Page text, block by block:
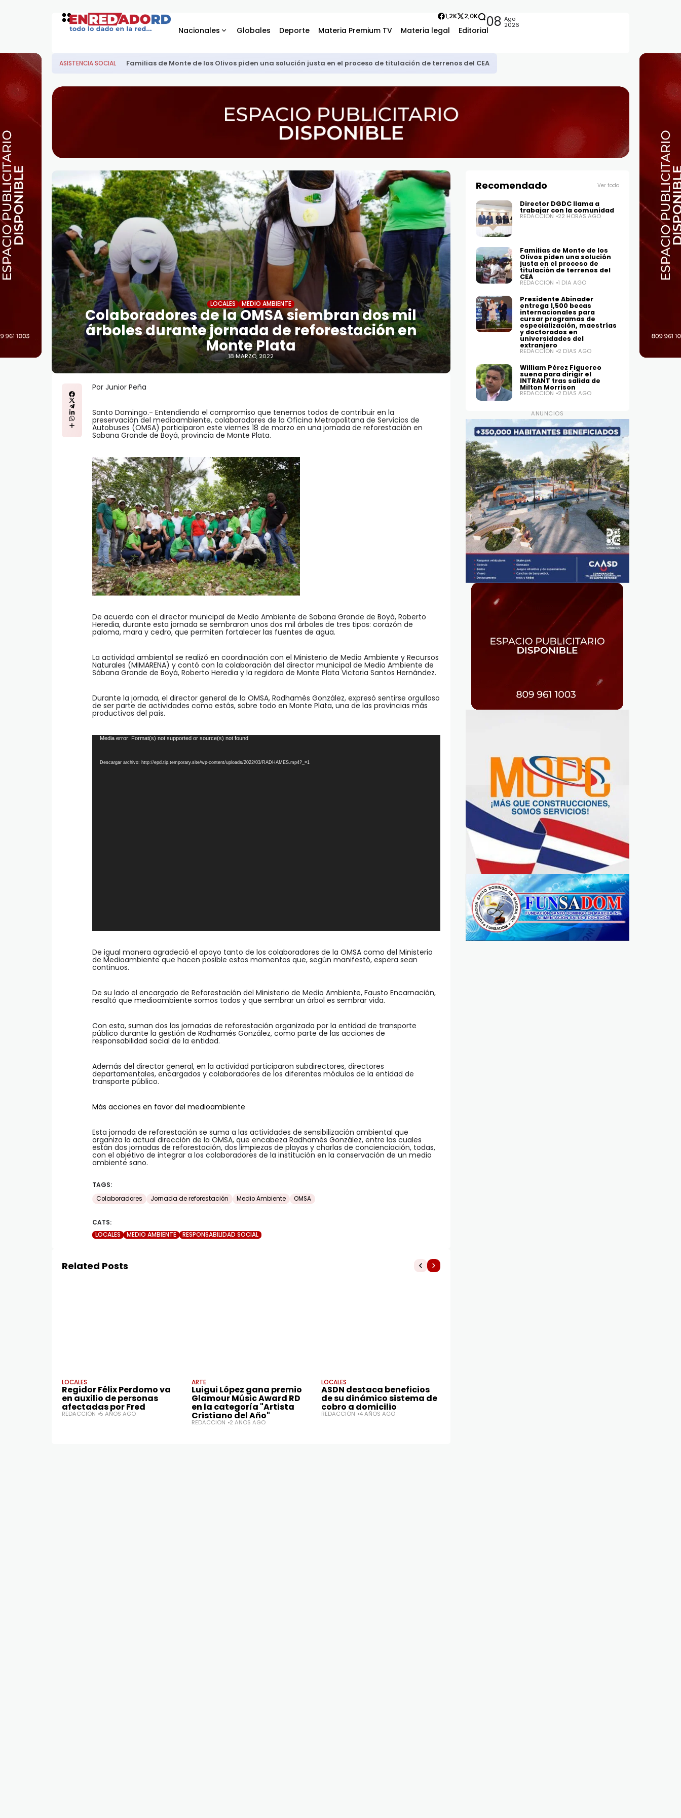
Nacionales Globales Deporte Materia Premium TV Materia legal Editorial
1,2K 2,0K 08 Ago
2026
ASISTENCIA SOCIAL Familias de Monte de los Olivos piden una solución justa en el proceso de titulación de terrenos del CEA
LOCALES MEDIO AMBIENTE
Colaboradores de la OMSA siembran dos mil
árboles durante jornada de reforestación en
Monte Plata
18 MARZO, 2022
Por Junior Peña
Santo Domingo.- Entendiendo el compromiso que tenemos todos de contribuir en la
preservación del medioambiente, colaboradores de la Oficina Metropolitana de Servicios de
Autobuses (OMSA) participaron este viernes 18 de marzo en una jornada de reforestación en
Sabana Grande de Boyá, provincia de Monte Plata.
De acuerdo con el director municipal de Medio Ambiente de Sabana Grande de Boyá, Roberto
Heredia, durante esta jornada se sembraron unos dos mil árboles de tres tipos: corazón de
paloma, mara y cedro, que permiten fortalecer las fuentes de agua.
La actividad ambiental se realizó en coordinación con el Ministerio de Medio Ambiente y Recursos
Naturales (MIMARENA) y contó con la colaboración del director municipal de Medio Ambiente de
Sábana Grande de Boyá, Roberto Heredia y la regidora de Monte Plata Victoria Santos Hernández.
Durante la jornada, el director general de la OMSA, Radhamés González, expresó sentirse orgulloso
de ser parte de actividades como estás, sobre todo en Monte Plata, una de las provincias más
productivas del país.
Reproductor
Media error: Format(s) not supported or source(s) not found
Descargar archivo: http://epd.tip.temporary.site/wp-content/uploads/2022/03/RADHAMES.mp4?_=1
De igual manera agradeció el apoyo tanto de los colaboradores de la OMSA como del Ministerio
de Medioambiente que hacen posible estos momentos que, según manifestó, espera sean
continuos.
De su lado el encargado de Reforestación del Ministerio de Medio Ambiente, Fausto Encarnación,
resaltó que medioambiente somos todos y que sembrar un árbol es sembrar vida.
Con esta, suman dos las jornadas de reforestación organizada por la entidad de transporte
público durante la gestión de Radhamés González, como parte de las acciones de
responsabilidad social de la entidad.
Además del director general, en la actividad participaron subdirectores, directores
departamentales, encargados y colaboradores de los diferentes módulos de la entidad de
transporte público.
Más acciones en favor del medioambiente
Esta jornada de reforestación se suma a las actividades de sensibilización ambiental que
organiza la actual dirección de la OMSA, que encabeza Radhamés González, entre las cuales
están dos jornadas de reforestación, dos limpiezas de playas y charlas de concienciación, todas,
con el objetivo de integrar a los colaboradores de la institución en la conservación de un medio
ambiente sano.
TAGS:
Colaboradores
Jornada de reforestación Medio Ambiente OMSA
CATS:
LOCALES
MEDIO AMBIENTE RESPONSABILIDAD SOCIAL
Related Posts
LOCALES
Regidor Félix Perdomo va
en auxilio de personas
afectadas por Fred
REDACCIÓN 5 AÑOS AGO
ARTE
Luigui López gana premio
Glamour Músic Award RD
en la categoría "Artista
Cristiano del Año"
REDACCIÓN 2 AÑOS AGO
LOCALES
ASDN destaca beneficios
de su dinámico sistema de
cobro a domicilio
REDACCIÓN 4 AÑOS AGO
Recomendado Ver todo
Director DGDC llama a
trabajar con la comunidad
REDACCIÓN 22 HORAS AGO
Familias de Monte de los
Olivos piden una solución
justa en el proceso de
titulación de terrenos del
CEA
REDACCIÓN 1 DÍA AGO
Presidente Abinader
entrega 1,500 becas
internacionales para
cursar programas de
especialización, maestrías
y doctorados en
universidades del
extranjero
REDACCIÓN 2 DÍAS AGO
William Pérez Figuereo
suena para dirigir el
INTRANT tras salida de
Milton Morrison
REDACCIÓN 2 DÍAS AGO
ANUNCIOS